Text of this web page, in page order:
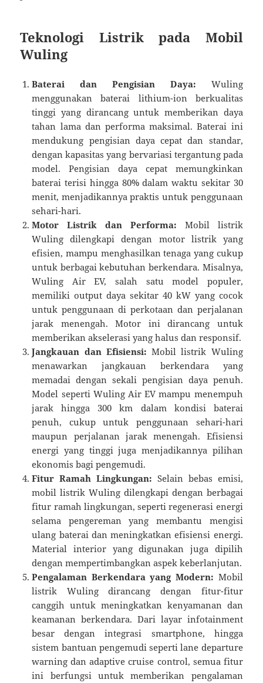
Teknologi Listrik pada Mobil
Wuling
Baterai dan Pengisian Daya: Wuling
menggunakan baterai lithium-ion berkualitas
tinggi yang dirancang untuk memberikan daya
tahan lama dan performa maksimal. Baterai ini
mendukung pengisian daya cepat dan standar,
dengan kapasitas yang bervariasi tergantung pada
model. Pengisian daya cepat memungkinkan
baterai terisi hingga 80% dalam waktu sekitar 30
menit, menjadikannya praktis untuk penggunaan
sehari-hari.
Motor Listrik dan Performa: Mobil listrik
Wuling dilengkapi dengan motor listrik yang
efisien, mampu menghasilkan tenaga yang cukup
untuk berbagai kebutuhan berkendara. Misalnya,
Wuling Air EV, salah satu model populer,
memiliki output daya sekitar 40 kW yang cocok
untuk penggunaan di perkotaan dan perjalanan
jarak menengah. Motor ini dirancang untuk
memberikan akselerasi yang halus dan responsif.
Jangkauan dan Efisiensi: Mobil listrik Wuling
menawarkan jangkauan berkendara yang
memadai dengan sekali pengisian daya penuh.
Model seperti Wuling Air EV mampu menempuh
jarak hingga 300 km dalam kondisi baterai
penuh, cukup untuk penggunaan sehari-hari
maupun perjalanan jarak menengah. Efisiensi
energi yang tinggi juga menjadikannya pilihan
ekonomis bagi pengemudi.
Fitur Ramah Lingkungan: Selain bebas emisi,
mobil listrik Wuling dilengkapi dengan berbagai
fitur ramah lingkungan, seperti regenerasi energi
selama pengereman yang membantu mengisi
ulang baterai dan meningkatkan efisiensi energi.
Material interior yang digunakan juga dipilih
dengan mempertimbangkan aspek keberlanjutan.
Pengalaman Berkendara yang Modern: Mobil
listrik Wuling dirancang dengan fitur-fitur
canggih untuk meningkatkan kenyamanan dan
keamanan berkendara. Dari layar infotainment
besar dengan integrasi smartphone, hingga
sistem bantuan pengemudi seperti lane departure
warning dan adaptive cruise control, semua fitur
ini berfungsi untuk memberikan pengalaman